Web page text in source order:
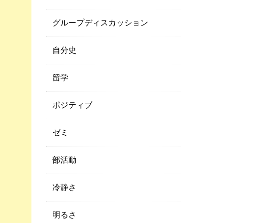
グループディスカッション
自分史
留学
ポジティブ
ゼミ
部活動
冷静さ
明るさ